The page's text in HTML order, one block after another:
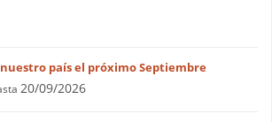
nuestro país el próximo Septiembre
20/09/2026